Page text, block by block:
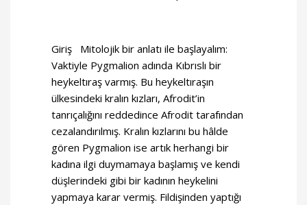
Giriş Mitolojik bir anlatı ile başlayalım:
Vaktiyle Pygmalion adında Kıbrıslı bir
heykeltıraş varmış. Bu heykeltıraşın
ülkesindeki kralın kızları, Afrodit’in
tanrıçalığını reddedince Afrodit tarafından
cezalandırılmış. Kralın kızlarını bu hâlde
gören Pygmalion ise artık herhangi bir
kadına ilgi duymamaya başlamış ve kendi
düşlerindeki gibi bir kadının heykelini
yapmaya karar vermiş. Fildişinden yaptığı